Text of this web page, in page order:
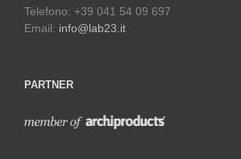
Telefono: +39 041 54 09 697
Email: info@lab23.it
PARTNER